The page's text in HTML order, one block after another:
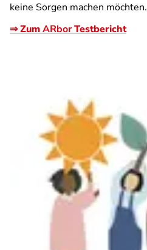
keine Sorgen machen möchten.
⇒ ZumARborTestbericht